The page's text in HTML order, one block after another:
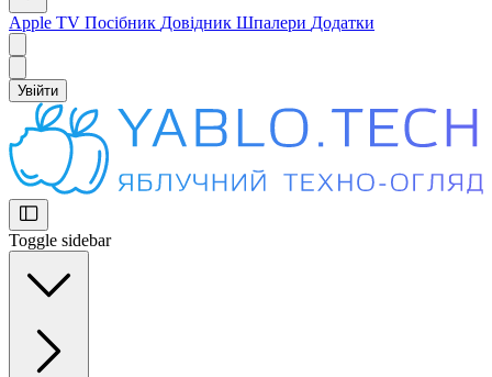
Apple TV Посібник Довідник Шпалери Додатки
Увійти
Toggle sidebar